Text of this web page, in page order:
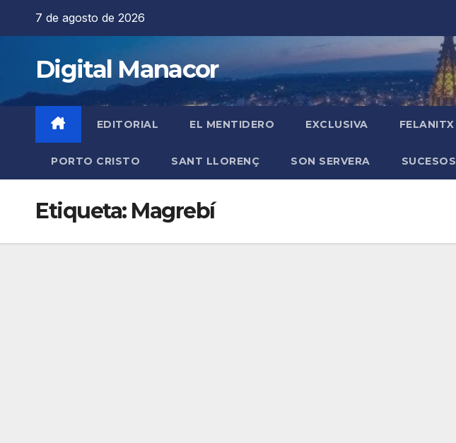
7 de agosto de 2026
Digital Manacor
EDITORIAL EL MENTIDERO EXCLUSIVA FELANITX
PORTO CRISTO SANT LLORENÇ SON SERVERA SUCESOS
Etiqueta: Magrebí